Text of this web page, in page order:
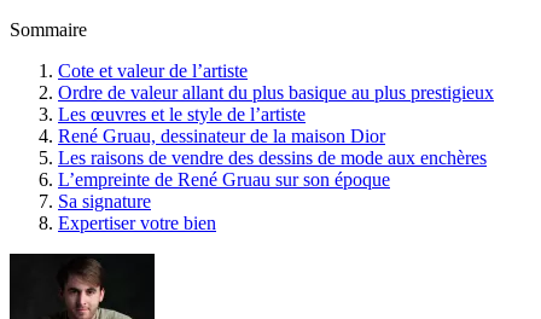
Sommaire
Cote et valeur de l’artiste
Ordre de valeur allant du plus basique au plus prestigieux
Les œuvres et le style de l’artiste
René Gruau, dessinateur de la maison Dior
Les raisons de vendre des dessins de mode aux enchères
L’empreinte de René Gruau sur son époque
Sa signature
Expertiser votre bien